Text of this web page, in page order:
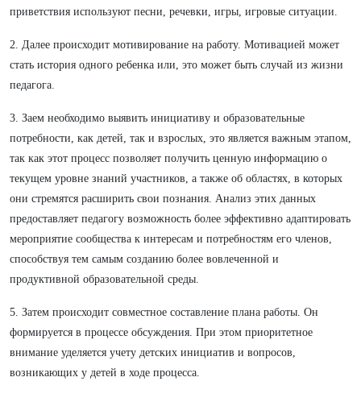
приветствия используют песни, речевки, игры, игровые ситуации.
2. Далее происходит мотивирование на работу. Мотивацией может
стать история одного ребенка или, это может быть случай из жизни
педагога.
3. Заем необходимо выявить инициативу и образовательные
потребности, как детей, так и взрослых, это является важным этапом,
так как этот процесс позволяет получить ценную информацию о
текущем уровне знаний участников, а также об областях, в которых
они стремятся расширить свои познания. Анализ этих данных
предоставляет педагогу возможность более эффективно адаптировать
мероприятие сообщества к интересам и потребностям его членов,
способствуя тем самым созданию более вовлеченной и
продуктивной образовательной среды.
5. Затем происходит совместное составление плана работы. Он
формируется в процессе обсуждения. При этом приоритетное
внимание уделяется учету детских инициатив и вопросов,
возникающих у детей в ходе процесса.